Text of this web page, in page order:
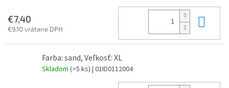
€7,40
€9,10 vrátane DPH
Farba: sand, Veľkosť: XL
Skladom (>5 ks) | 01ID0112004